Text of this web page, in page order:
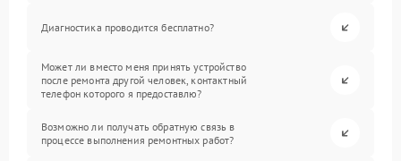
Диагностика проводится бесплатно?
Может ли вместо меня принять устройство
после ремонта другой человек, контактный
телефон которого я предоставлю?
Возможно ли получать обратную связь в
процессе выполнения ремонтных работ?